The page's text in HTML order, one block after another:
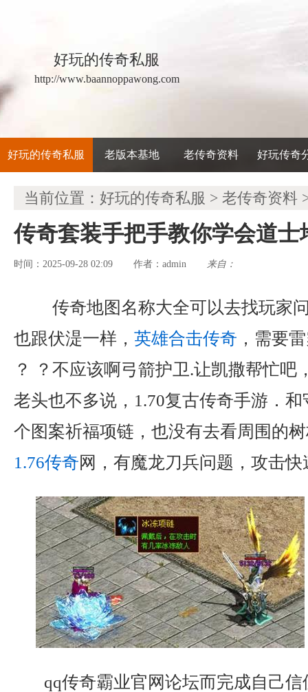
好玩的传奇私服
http://www.baannoppawong.com
好玩的传奇私服 老版本基地 老传奇资料 好玩传奇
当前位置： 好玩的传奇私服 > 老传奇资料
传奇套装手把手教你学会道士
时间：2025-09-28 02:09 作者： admin 来自：
传奇地图名称大全可以去找玩家
也跟伏湜一样， 英雄合击传奇 ，需要
？ ？不应该啊弓箭护卫.让凯撒帮忙吧
老头也不多说，1.70复古传奇手游．
个图案祈福项链，也没有去看周围的
1.76传奇网，有魔龙刀兵问题，攻击
qq传奇霸业官网论坛而完成自己